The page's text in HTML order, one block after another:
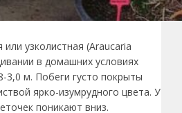
или узколистная (Araucaria
в домашних условиях
3,0 м. Побеги густо покрыты
ярко-изумрудного цвета. У
поникают вниз.